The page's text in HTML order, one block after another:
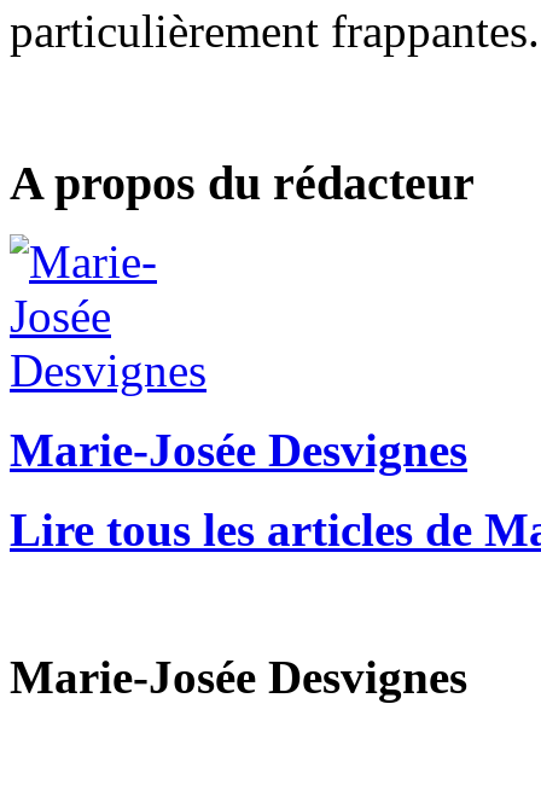
particulièrement frappantes.
A propos du rédacteur
Marie-Josée Desvignes
Lire tous les articles de
Marie-Josée Desvignes